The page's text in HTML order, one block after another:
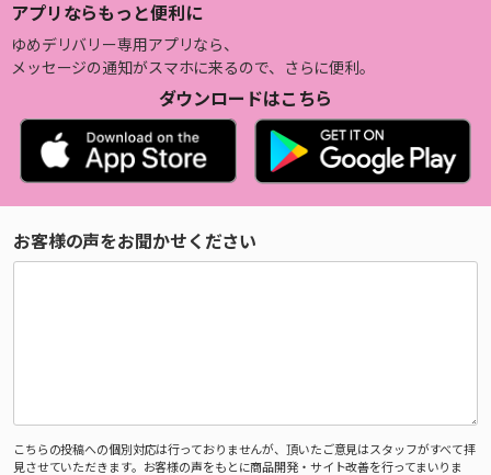
アプリならもっと便利に
ゆめデリバリー専用アプリなら、
メッセージの通知がスマホに来るので、さらに便利。
ダウンロードはこちら
お客様の声をお聞かせください
こちらの投稿への個別対応は行っておりませんが、頂いたご意見はスタッフがすべて拝
見させていただきます。お客様の声をもとに商品開発・サイト改善を行ってまいりま